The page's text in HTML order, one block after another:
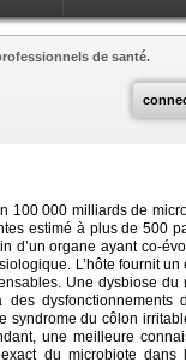
de santé.
100 000 milliards de
estimé à plus de 500
d’un organe ayant co-
L’hôte fournit
Une dysbiose du
dysfonctionnements
syndrome du côlon
une meilleure
du microbiote